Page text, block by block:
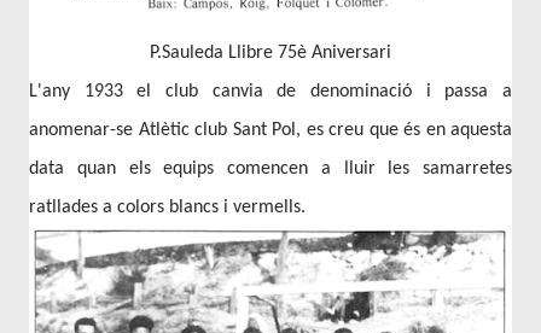
P.Sauleda Llibre 75è Aniversari
L'any 1933 el club canvia de denominació i passa a
anomenar-se Atlètic club Sant Pol, es creu que és en aquesta
data quan els equips comencen a lluir les samarretes
ratllades a colors blancs i vermells.